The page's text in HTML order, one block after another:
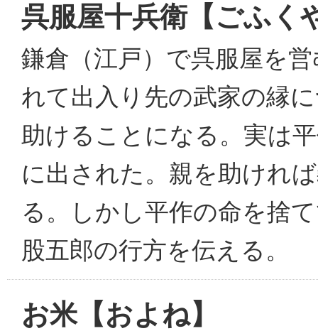
呉服屋十兵衛【ごふく
鎌倉（江戸）で呉服屋を
れて出入り先の武家の縁
助けることになる。実は
に出された。親を助けれ
る。しかし平作の命を捨
股五郎の行方を伝える。
お米【およね】